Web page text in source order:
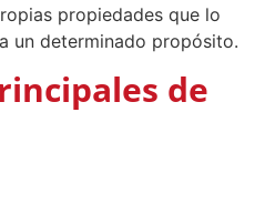
propiedades que lo
un determinado propósito.
de